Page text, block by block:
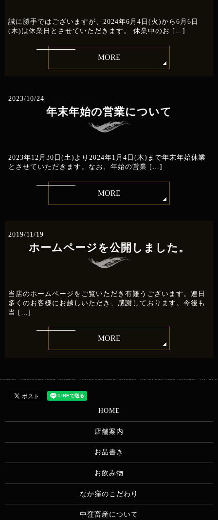
誠に勝手ではございますが、2024年6月4日(火)から6月6日
(木)は休業日とさせていただきます。 休業中のお […]
MORE
2023/10/24
年末年始の営業について
2023年12月30日(土)より2024年1月4日(木)まで年末年始休業
とさせていただきます。なお、年始の営業 […]
MORE
2019/11/19
ホームページを公開しました。
当店のホームページをご覧いただき有難うございます。連日
多くのお客様にお越しいただき、感謝しております。今後も
当 […]
MORE
HOME
店舗案内
お品書き
お飲み物
なか窪のこだわり
中窪畜産について